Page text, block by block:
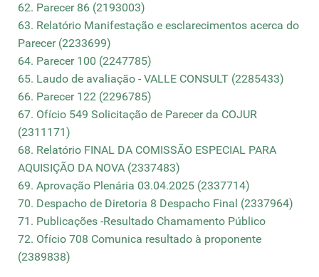
62. Parecer 86 (2193003)
63. Relatório Manifestação e esclarecimentos acerca do
Parecer (2233699)
64. Parecer 100 (2247785)
65. Laudo de avaliação - VALLE CONSULT (2285433)
66. Parecer 122 (2296785)
67. Ofício 549 Solicitação de Parecer da COJUR
(2311171)
68. Relatório FINAL DA COMISSÃO ESPECIAL PARA
AQUISIÇÃO DA NOVA (2337483)
69. Aprovação Plenária 03.04.2025 (2337714)
70. Despacho de Diretoria 8 Despacho Final (2337964)
71. Publicações -Resultado Chamamento Público
72. Ofício 708 Comunica resultado à proponente
(2389838)